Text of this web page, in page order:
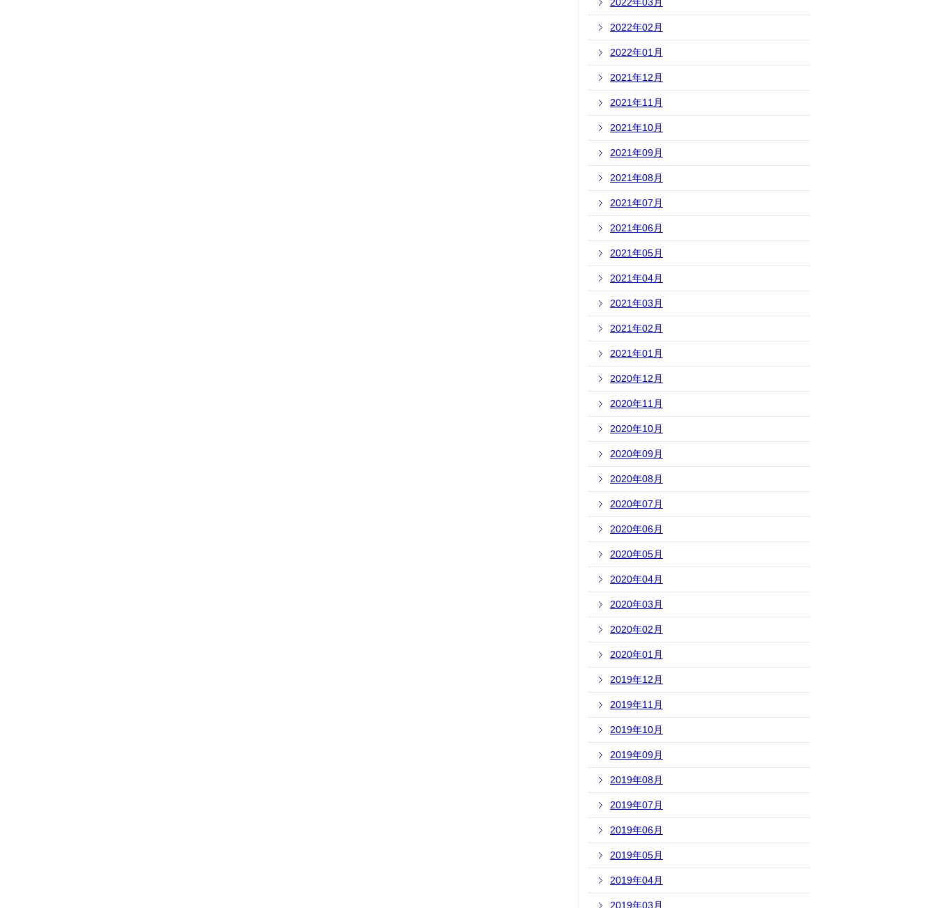
2022年02月
2022年01月
2021年12月
2021年11月
2021年10月
2021年09月
2021年08月
2021年07月
2021年06月
2021年05月
2021年04月
2021年03月
2021年02月
2021年01月
2020年12月
2020年11月
2020年10月
2020年09月
2020年08月
2020年07月
2020年06月
2020年05月
2020年04月
2020年03月
2020年02月
2020年01月
2019年12月
2019年11月
2019年10月
2019年09月
2019年08月
2019年07月
2019年06月
2019年05月
2019年04月
2019年03月